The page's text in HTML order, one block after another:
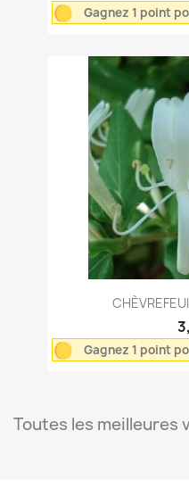
Gagnez 1 point
Gagnez 1 point
Toutes les meilleures